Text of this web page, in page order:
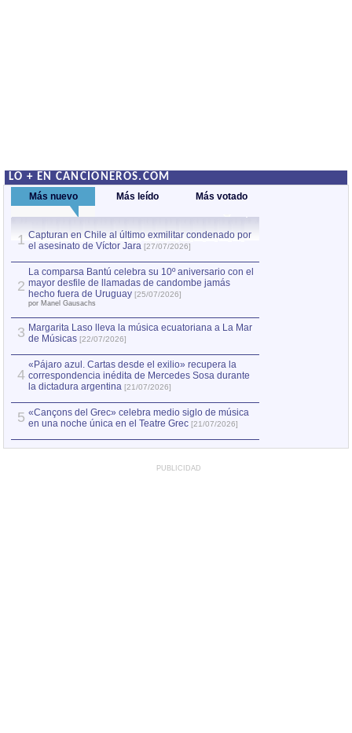
LO + EN CANCIONEROS.COM
Más nuevo Más leído Más votado
1 Capturan en Chile al último exmilitar condenado por
el asesinato de Víctor Jara [27/07/2026]
2
La comparsa Bantú celebra su 10º aniversario con el
mayor desfile de llamadas de candombe jamás
hecho fuera de Uruguay [25/07/2026]
por Manel Gausachs
3 Margarita Laso lleva la música ecuatoriana a La Mar
de Músicas [22/07/2026]
4
«Pájaro azul. Cartas desde el exilio» recupera la
correspondencia inédita de Mercedes Sosa durante
la dictadura argentina [21/07/2026]
5 «Cançons del Grec» celebra medio siglo de música
en una noche única en el Teatre Grec [21/07/2026]
PUBLICIDAD